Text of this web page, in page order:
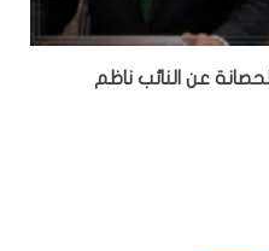
عن النائب ناظم